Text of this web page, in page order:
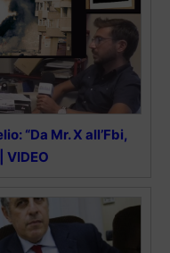
“Da Mr. X all’Fbi,
VIDEO